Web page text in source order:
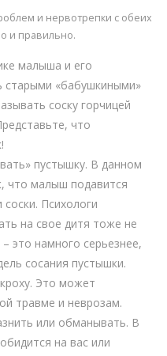
и нервотрепки с обеих
и правильно.
малыша и его
старыми «бабушкиными»
соску горчицей
что
пустышку. В данном
что малыш подавится
Психологи
на свое дитя тоже не
это намного серьезнее,
сосания пустышки.
Это может
травме и неврозам.
или обманывать. В
на вас или